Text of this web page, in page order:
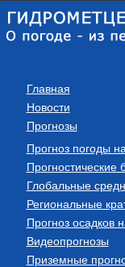
Главная
Новости
Прогнозы
Прогноз погоды
Прогностические
Глобальные
Региональные
Прогноз осадков
Видеопрогнозы
Приземные